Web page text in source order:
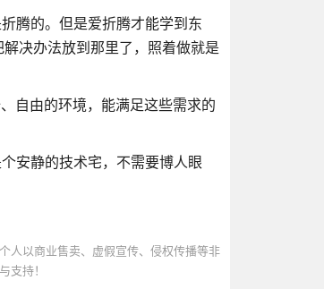
腾的。但是爱折腾才能学到东
决办法放到那里了，照着做就是
自由的环境，能满足这些需求的
安静的技术宅，不需要博人眼
人以商业售卖、虚假宣传、侵权传播等非
支持！